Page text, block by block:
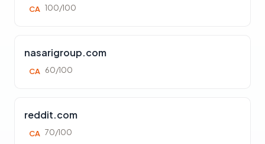
CA 100/100
nasarigroup.com
CA 60/100
reddit.com
CA 70/100